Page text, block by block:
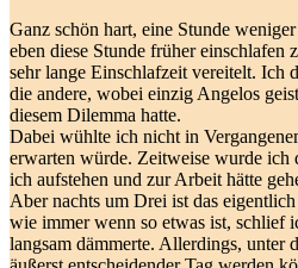
Ganz schön hart, eine Stunde
eben diese Stunde früher
sehr lange Einschlafzeit vereitelt. Ich
die andere, wobei einzig Angelos
diesem Dilemma hatte.
Dabei wühlte ich nicht in
erwarten würde. Zeitweise wurde ich
ich aufstehen und zur Arbeit hätte
Aber nachts um Drei ist das
wie immer wenn so etwas ist, schlief
langsam dämmerte. Allerdings, unter